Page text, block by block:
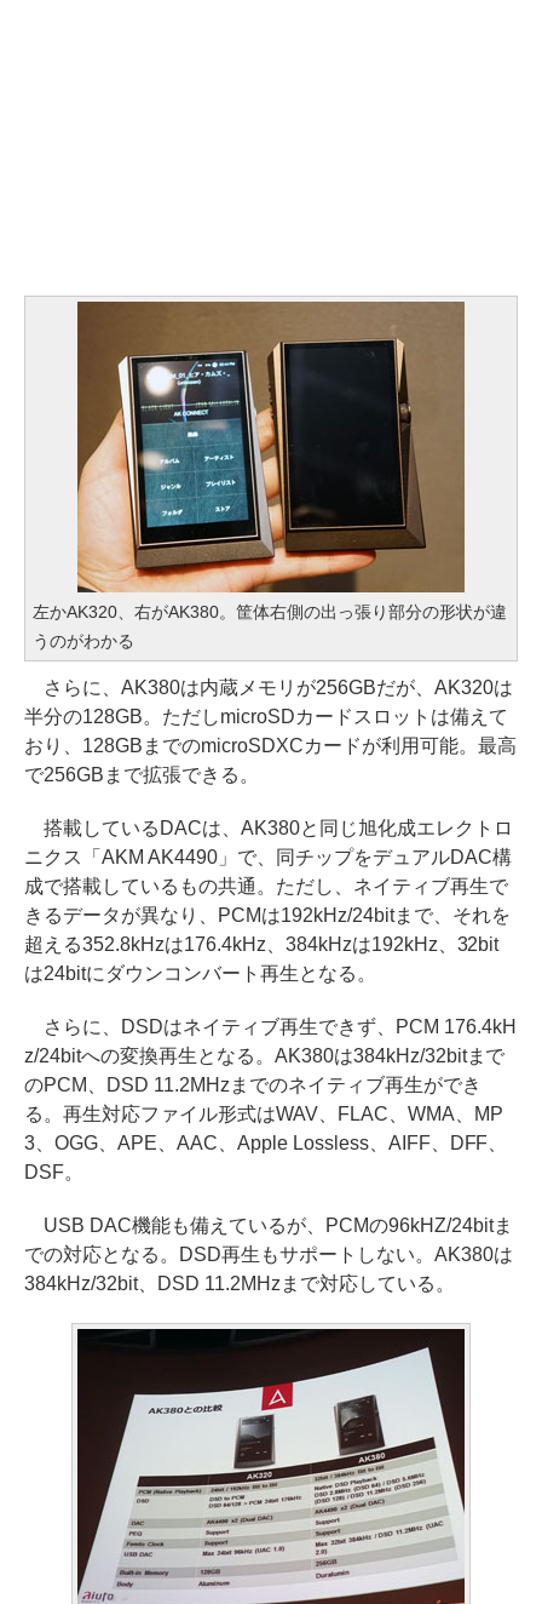
左かAK320、右がAK380。筐体右側の出っ張り部分の形状が違
うのがわかる
さらに、AK380は内蔵メモリが256GBだが、AK320は
半分の128GB。ただしmicroSDカードスロットは備えて
おり、128GBまでのmicroSDXCカードが利用可能。最高
で256GBまで拡張できる。
搭載しているDACは、AK380と同じ旭化成エレクトロ
ニクス「AKM AK4490」で、同チップをデュアルDAC構
成で搭載しているもの共通。ただし、ネイティブ再生で
きるデータが異なり、PCMは192kHz/24bitまで、それを
超える352.8kHzは176.4kHz、384kHzは192kHz、32bit
は24bitにダウンコンバート再生となる。
さらに、DSDはネイティブ再生できず、PCM 176.4kH
z/24bitへの変換再生となる。AK380は384kHz/32bitまで
のPCM、DSD 11.2MHzまでのネイティブ再生ができ
る。再生対応ファイル形式はWAV、FLAC、WMA、MP
3、OGG、APE、AAC、Apple Lossless、AIFF、DFF、
DSF。
USB DAC機能も備えているが、PCMの96kHZ/24bitま
での対応となる。DSD再生もサポートしない。AK380は
384kHz/32bit、DSD 11.2MHzまで対応している。